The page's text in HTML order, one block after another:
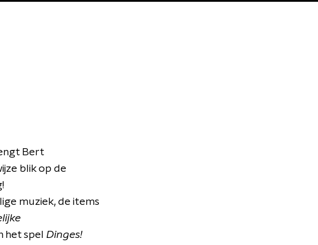
Bert
blik op de
muziek, de items
het spel Dinges!